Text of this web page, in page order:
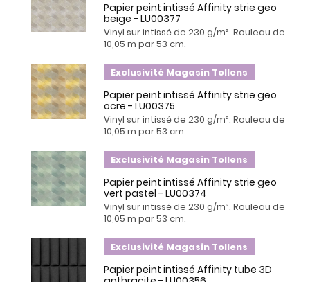
Papier peint intissé Affinity strie geo
beige - LU00377
Vinyl sur intissé de 230 g/m². Rouleau de
10,05 m par 53 cm.
Exclusivité Magasin Tollens
Papier peint intissé Affinity strie geo
ocre - LU00375
Vinyl sur intissé de 230 g/m². Rouleau de
10,05 m par 53 cm.
Exclusivité Magasin Tollens
Papier peint intissé Affinity strie geo
vert pastel - LU00374
Vinyl sur intissé de 230 g/m². Rouleau de
10,05 m par 53 cm.
Exclusivité Magasin Tollens
Papier peint intissé Affinity tube 3D